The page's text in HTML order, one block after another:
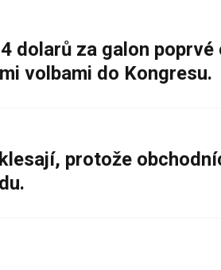
dolarů za galon
volbami do Kongresu.
protože